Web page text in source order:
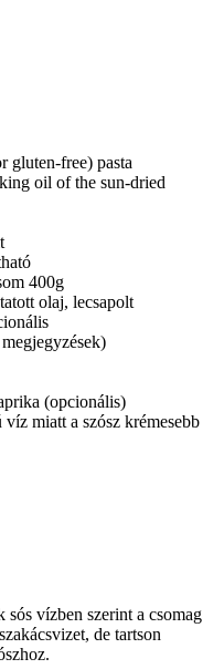
gluten-free) pasta
oil of the sun-dried
400g
olaj, lecsapolt
(opcionális)
miatt a szósz krémesebb
sós vízben szerint a csomag
de tartson